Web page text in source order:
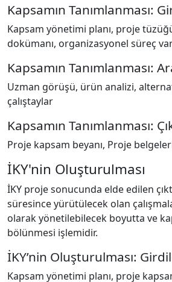
Kapsamın Tanımlanması:
Kapsam yönetimi planı, proje
dokümanı, organizasyonel süreç
Kapsamın Tanımlanması:
Uzman görüşü, ürün analizi,
çalıştaylar
Kapsamın Tanımlanması:
Proje kapsam beyanı, Proje
İKY'nin Oluşturulması
İKY proje sonucunda elde edilen
süresince yürütülecek olan
olarak yönetilebilecek boyutta ve
bölünmesi işlemidir.
İKY’nin Oluşturulması:
Kapsam yönetimi planı, proje